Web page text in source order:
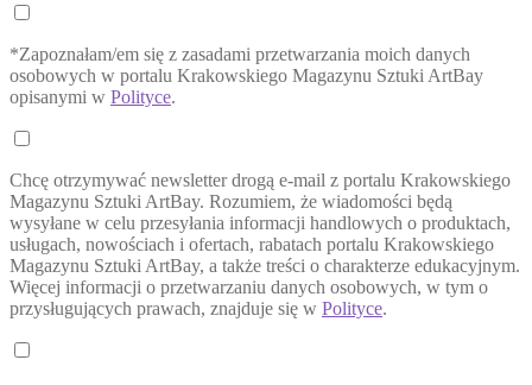
*Zapoznałam/em się z zasadami przetwarzania moich danych
osobowych w portalu Krakowskiego Magazynu Sztuki ArtBay
opisanymi w Polityce.
Chcę otrzymywać newsletter drogą e-mail z portalu Krakowskiego
Magazynu Sztuki ArtBay. Rozumiem, że wiadomości będą
wysyłane w celu przesyłania informacji handlowych o produktach,
usługach, nowościach i ofertach, rabatach portalu Krakowskiego
Magazynu Sztuki ArtBay, a także treści o charakterze edukacyjnym.
Więcej informacji o przetwarzaniu danych osobowych, w tym o
przysługujących prawach, znajduje się w Polityce.